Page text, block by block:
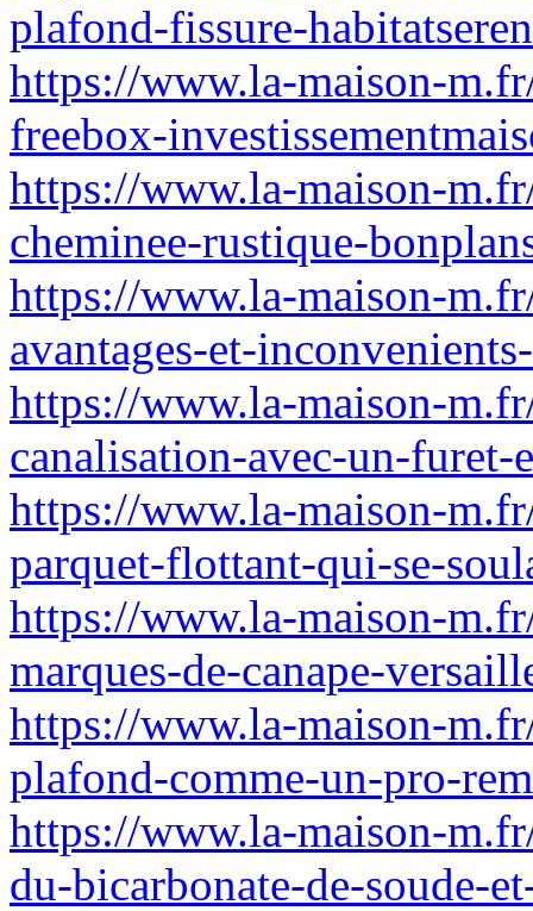
plafond-fissure-
https://www.la-maison-
freebox-
https://www.la-maison-
cheminee-rustique-
https://www.la-maison-
avantages-et-
https://www.la-maison-
canalisation-avec-un-
https://www.la-maison-
parquet-flottant-qui-se-
https://www.la-maison-
marques-de-canape-
https://www.la-maison-
plafond-comme-un-pro-
https://www.la-maison-
du-bicarbonate-de-soude-